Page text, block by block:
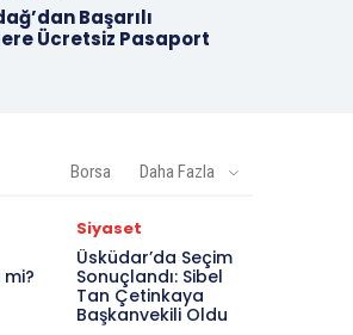
Başarılı
Ücretsiz Pasaport
Borsa Daha Fazla
Siyaset
Üsküdar’da Seçim
Sonuçlandı: Sibel
Tan Çetinkaya
Başkanvekili Oldu